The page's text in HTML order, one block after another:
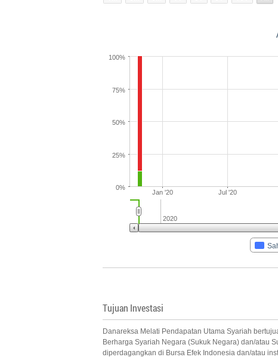
Jan '20 Jul '20
0%
25%
50%
75%
100%
2020
Tujuan Investasi
Danareksa Melati Pendapatan Utama Syariah
Berharga Syariah Negara (Sukuk Negara) dan/atau
diperdagangkan di Bursa Efek Indonesia dan/atau